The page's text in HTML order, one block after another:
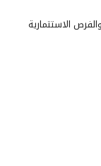
الاستثمارية